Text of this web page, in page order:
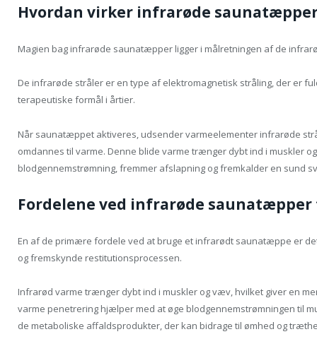
Hvordan virker infrarøde
Magien bag infrarøde saunatæpper ligger i målretningen af de
De infrarøde stråler er en type af elektromagnetisk stråling, der er
terapeutiske formål i årtier.
Når saunatæppet aktiveres, udsender varmeelementer infrarøde
omdannes til varme. Denne blide varme trænger dybt ind i muskler
blodgennemstrømning, fremmer afslapning og fremkalder en sund
Fordelene ved infrarøde
En af de primære fordele ved at bruge et infrarødt saunatæppe er
og fremskynde restitutionsprocessen.
Infrarød varme trænger dybt ind i muskler og væv, hvilket giver en
varme penetrering hjælper med at øge blodgennemstrømningen til
de metaboliske affaldsprodukter, der kan bidrage til ømhed og